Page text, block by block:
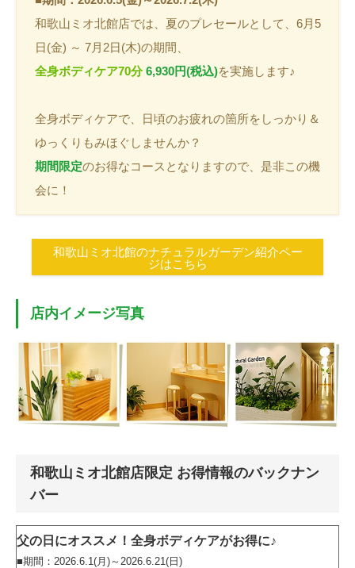
和歌山ミオ北館店では、夏のプレセールとして、6月5
日(金) ～ 7月2日(木)の期間、
全身ボディケア70分6,930円(税込)を実施します♪
全身ボディケアで、日頃のお疲れの箇所をしっかり＆
ゆっくりもみほぐしませんか？
期間限定のお得なコースとなりますので、是非この機
会に！
和歌山ミオ北館のナチュラルガーデン紹介ペー
ジはこちら
店内イメージ写真
和歌山ミオ北館店限定 お得情報のバックナン
バー
父の日にオススメ！全身ボディケアがお得に♪
■期間：2026.6.1(月)～2026.6.21(日)